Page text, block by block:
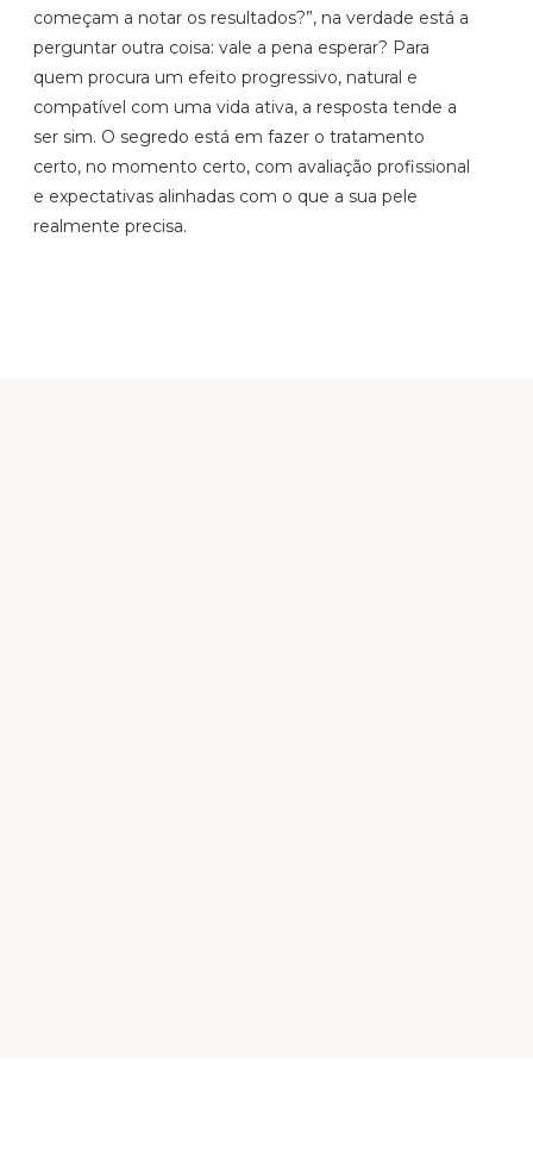
começam a notar os resultados?”, na verdade está a
perguntar outra coisa: vale a pena esperar? Para
quem procura um efeito progressivo, natural e
compatível com uma vida ativa, a resposta tende a
ser sim. O segredo está em fazer o tratamento
certo, no momento certo, com avaliação profissional
e expectativas alinhadas com o que a sua pele
realmente precisa.